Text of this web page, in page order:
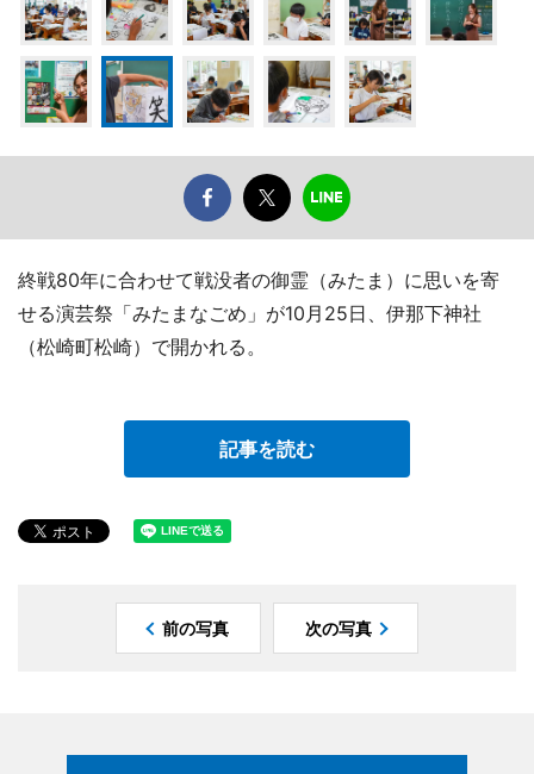
終戦80年に合わせて戦没者の御霊（みたま）に思いを寄
せる演芸祭「みたまなごめ」が10月25日、伊那下神社
（松崎町松崎）で開かれる。
記事を読む
前の写真 次の写真